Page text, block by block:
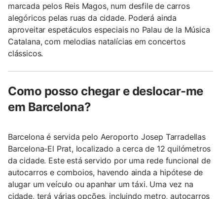
marcada pelos Reis Magos, num desfile de carros
alegóricos pelas ruas da cidade. Poderá ainda
aproveitar espetáculos especiais no Palau de la Música
Catalana, com melodias natalícias em concertos
clássicos.
Como posso chegar e deslocar-me
em Barcelona?
Barcelona é servida pelo Aeroporto Josep Tarradellas
Barcelona-El Prat, localizado a cerca de 12 quilómetros
da cidade. Este está servido por uma rede funcional de
autocarros e comboios, havendo ainda a hipótese de
alugar um veículo ou apanhar um táxi. Uma vez na
cidade, terá várias opções, incluindo metro, autocarros